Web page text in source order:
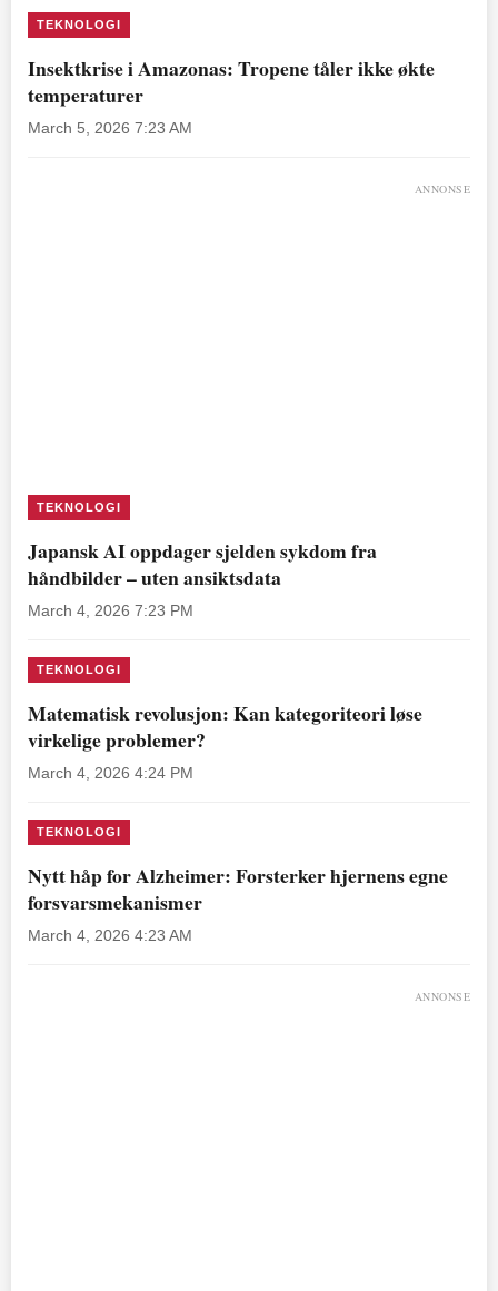
TEKNOLOGI
Insektkrise i Amazonas: Tropene tåler ikke økte
temperaturer
March 5, 2026 7:23 AM
ANNONSE
TEKNOLOGI
Japansk AI oppdager sjelden sykdom fra
håndbilder – uten ansiktsdata
March 4, 2026 7:23 PM
TEKNOLOGI
Matematisk revolusjon: Kan kategoriteori løse
virkelige problemer?
March 4, 2026 4:24 PM
TEKNOLOGI
Nytt håp for Alzheimer: Forsterker hjernens egne
forsvarsmekanismer
March 4, 2026 4:23 AM
ANNONSE